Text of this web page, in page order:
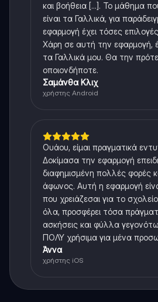
και βοήθεια [...]. Το μάθημα
είναι τα Γαλλικά, για
εφαρμογή έχει τόσες
Χάρη σε αυτή την εφαρμογή,
τα Γαλλικά μου. Θα την
οποιονδήποτε.
Σαμάνθα Κλιχ
χρήστης Android
Ουάου, είμαι πραγματικά
Δοκίμασα την εφαρμογή
διαφημισμένη πολλές φορές
άφωνος. Αυτή η εφαρμογή
που χρειάζεσαι για το
όλα, προσφέρει τόσα
ασκήσεις και φύλλα
ΠΟΛΥ χρήσιμα για μένα
Άννα
χρήστης iOS